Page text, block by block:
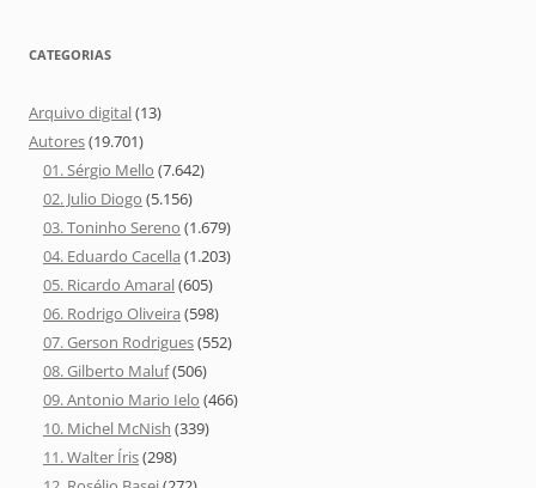
CATEGORIAS
Arquivo digital(13)
Autores(19.701)
01. Sérgio Mello (7.642)
02. Julio Diogo (5.156)
03. Toninho Sereno (1.679)
04. Eduardo Cacella (1.203)
05. Ricardo Amaral(605)
06. Rodrigo Oliveira (598)
07. Gerson Rodrigues(552)
08. Gilberto Maluf(506)
09. Antonio Mario Ielo (466)
10. Michel McNish (339)
11. Walter Íris(298)